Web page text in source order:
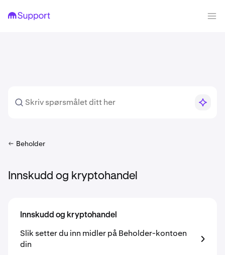
Beholder
Innskudd og kryptohandel
Innskudd og kryptohandel
Slik setter du inn midler på Beholder-kontoen
din